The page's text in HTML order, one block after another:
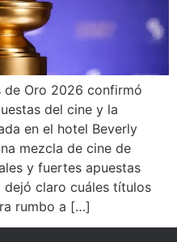
de Oro 2026 confirmó
del cine y la
en el hotel Beverly
mezcla de cine de
y fuertes apuestas
dejó claro cuáles títulos
rumbo a […]